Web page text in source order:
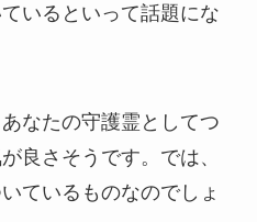
いるといって話題にな
なたの守護霊としてつ
良さそうです。では、
ているものなのでしょ